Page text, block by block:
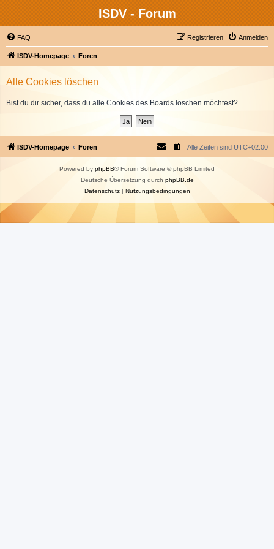
ISDV - Forum
FAQ Anmelden
Registrieren
ISDV-Homepage Foren
Alle Cookies löschen
Bist du dir sicher, dass du alle Cookies des Boards löschen möchtest?
ISDV-Homepage Foren Alle Zeiten sind UTC+02:00
Powered by phpBB® Forum Software © phpBB Limited
Deutsche Übersetzung durch phpBB.de
Datenschutz| Nutzungsbedingungen